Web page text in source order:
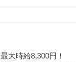
最大時給8,300円！